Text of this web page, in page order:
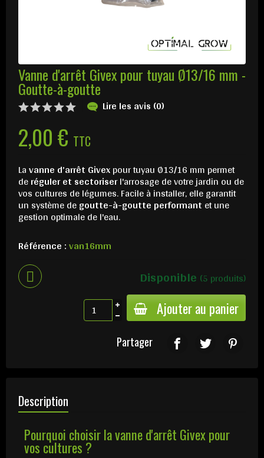
Vanne d'arrêt Givex pour tuyau Ø13/16 mm -
Goutte-à-goutte
Lire les avis (0)
2,00 € TTC
Lavanne d’arrêt Givexpour tuyau Ø13/16 mm permet
deréguler et sectoriserl'arrosage de votre jardin ou de
vos cultures de légumes. Facile à installer, elle garantit
un système degoutte-à-goutte performant et une
gestion optimale de l'eau.
Référence :van16mm
Disponible (5 produits)
Ajouter au panier
Partager
Description
Pourquoi choisir la vanne d'arrêt Givex pour
vos cultures ?